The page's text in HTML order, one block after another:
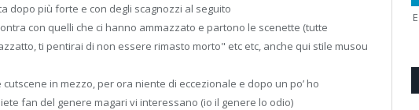
dopo più forte e con degli scagnozzi al seguito
con quelli che ci hanno ammazzato e partono le scenette (tutte
ti pentirai di non essere rimasto morto" etc etc, anche qui stile musou
in mezzo, per ora niente di eccezionale e dopo un po’ ho
fan del genere magari vi interessano (io il genere lo odio)
E